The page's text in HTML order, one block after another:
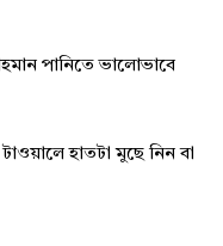
পানিতে ভালোভাবে
হাতটা মুছে নিন বা